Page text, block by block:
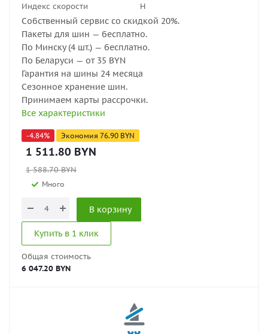
Индекс скорости
H
Собственный сервис со скидкой 20%.
Пакеты для шин — бесплатно.
По Минску (4 шт.) — бесплатно.
По Беларуси — от 35 BYN
Гарантия на шины 24 месяца
Сезонное хранение шин.
Принимаем карты рассрочки.
Все характеристики
-4.84% Экономия 76.90 BYN
1 511.80 BYN
1 588.70BYN
Много
В корзину
Купить в 1 клик
Общая стоимость
6 047.20 BYN